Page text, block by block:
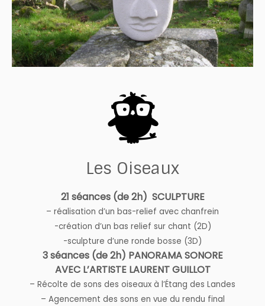
Les Oiseaux
21 séances (de 2h) SCULPTURE
– réalisation d’un bas-relief avec chanfrein
-création d’un bas relief sur chant (2D)
-sculpture d’une ronde bosse (3D)
3 séances (de 2h) PANORAMA SONORE
AVEC L’ARTISTE LAURENT GUILLOT
– Récolte de sons des oiseaux à l’Étang des Landes
– Agencement des sons en vue du rendu final